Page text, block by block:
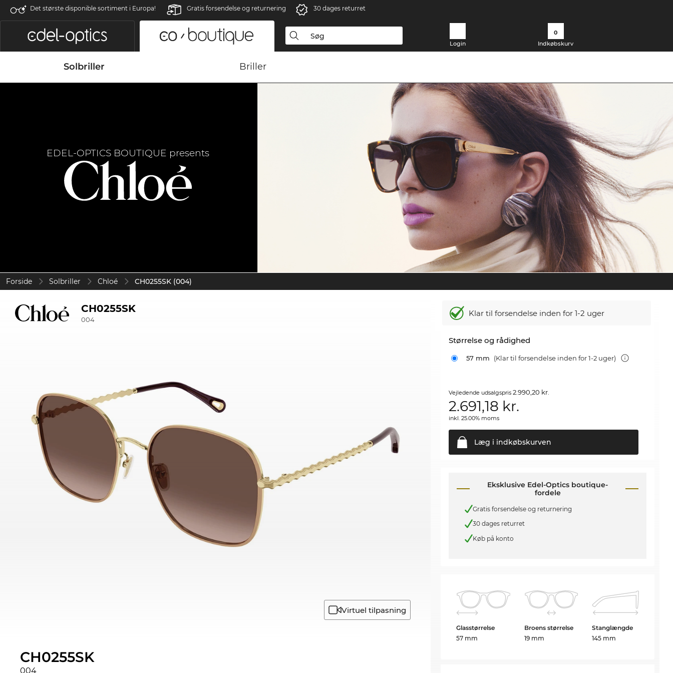
Det største disponible sortiment i Europa! Gratis forsendelse og returnering 30 dages returret
Login
0
Indkøbskurv
Solbriller Briller
EDEL-OPTICS BOUTIQUE presents
Forside Solbriller Chloé CH0255SK (004)
CH0255SK
004
Virtuel tilpasning
CH0255SK
004
Klar til forsendelse inden for 1-2 uger
Størrelse og rådighed
57 mm (Klar til forsendelse inden for 1-2 uger)
Vejledende udsalgspris2.990,20 kr.
2.691,18 kr.
inkl. 25.00% moms
Læg i indkøbskurven
Eksklusive Edel-Optics boutique-
fordele
Gratis forsendelse og returnering
30 dages returret
Køb på konto
Glasstørrelse
57 mm
Broens størrelse
19 mm
Stanglængde
145 mm